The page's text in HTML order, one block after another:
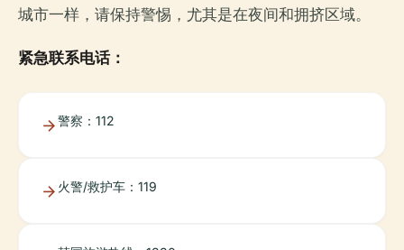
城市一样，请保持警惕，尤其是在夜间和拥挤区域。
紧急联系电话：
警察：112
火警/救护车：119